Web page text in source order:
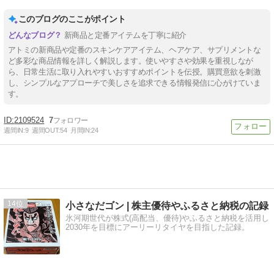
このブログのここがポイント
新商品と定番アイテムを丁寧に紹介
アトミの新商品や定番のスキンケアアイテム、ヘアケア、サプリメントな
ど多彩な商品情報を詳しく解説します。使いやすさや効果を重視しなが
ら、日常生活に取り入れやすいおすすめポイントを伝授。購買意欲を刺激
し、シンプルなアプローチで美しさを追求できる情報発信に心がけていま
す。
2109524 7
週間IN:9 週間OUT:54 月間IN:24
14 小さなだゴン | 株主優待やふるさと納税の記録
氷河期世代が株式(高配当、優待)やふるさと納税を活用し
2030年を目標にアーリーリタイヤを目指した記録。